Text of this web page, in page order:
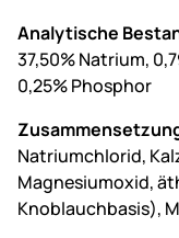
Analytische
37,50% Natrium,
0,25% Phosphor
Natriumchlorid,
Magnesiumoxid,
Knoblauchbasis),